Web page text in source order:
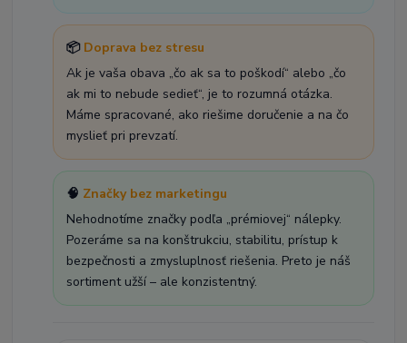
📦 Doprava bez stresu
Ak je vaša obava „čo ak sa to poškodí“ alebo „čo
ak mi to nebude sedieť“, je to rozumná otázka.
Máme spracované, ako riešime doručenie a na čo
myslieť pri prevzatí.
🧠 Značky bez marketingu
Nehodnotíme značky podľa „prémiovej“ nálepky.
Pozeráme sa na konštrukciu, stabilitu, prístup k
bezpečnosti a zmysluplnosť riešenia. Preto je náš
sortiment užší – ale konzistentný.